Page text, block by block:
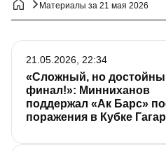
Материалы за 21 мая 2026
«Сложный, но
финал!»: Минниханов
поддержал «Ак Барс»
поражения в Кубке
21.05.2026, 22:34